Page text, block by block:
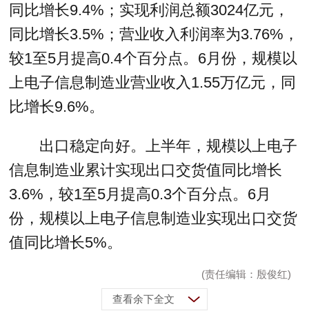
同比增长9.4%；实现利润总额3024亿元，
同比增长3.5%；营业收入利润率为3.76%，
较1至5月提高0.4个百分点。6月份，规模以
上电子信息制造业营业收入1.55万亿元，同
比增长9.6%。
出口稳定向好。上半年，规模以上电子
信息制造业累计实现出口交货值同比增长
3.6%，较1至5月提高0.3个百分点。6月
份，规模以上电子信息制造业实现出口交货
值同比增长5%。
(责任编辑：殷俊红)
查看余下全文